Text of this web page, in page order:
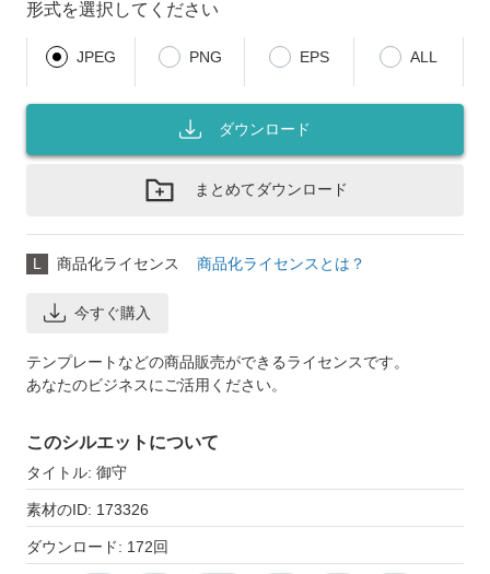
形式を選択してください
JPEG PNG EPS ALL
ダウンロード
まとめてダウンロード
L 商品化ライセンス 商品化ライセンスとは？
今すぐ購入
テンプレートなどの商品販売ができるライセンスです。
あなたのビジネスにご活用ください。
このシルエットについて
タイトル: 御守
素材のID: 173326
ダウンロード: 172回